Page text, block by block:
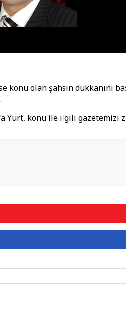
konu olan şahsın dükkanını
Yurt, konu ile ilgili gazetemizi